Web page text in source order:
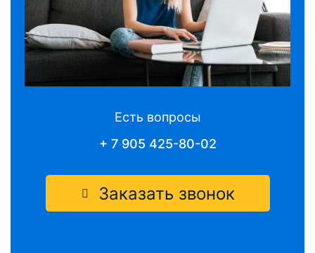
Есть вопросы
+ 7 905 425-80-02
Заказать звонок